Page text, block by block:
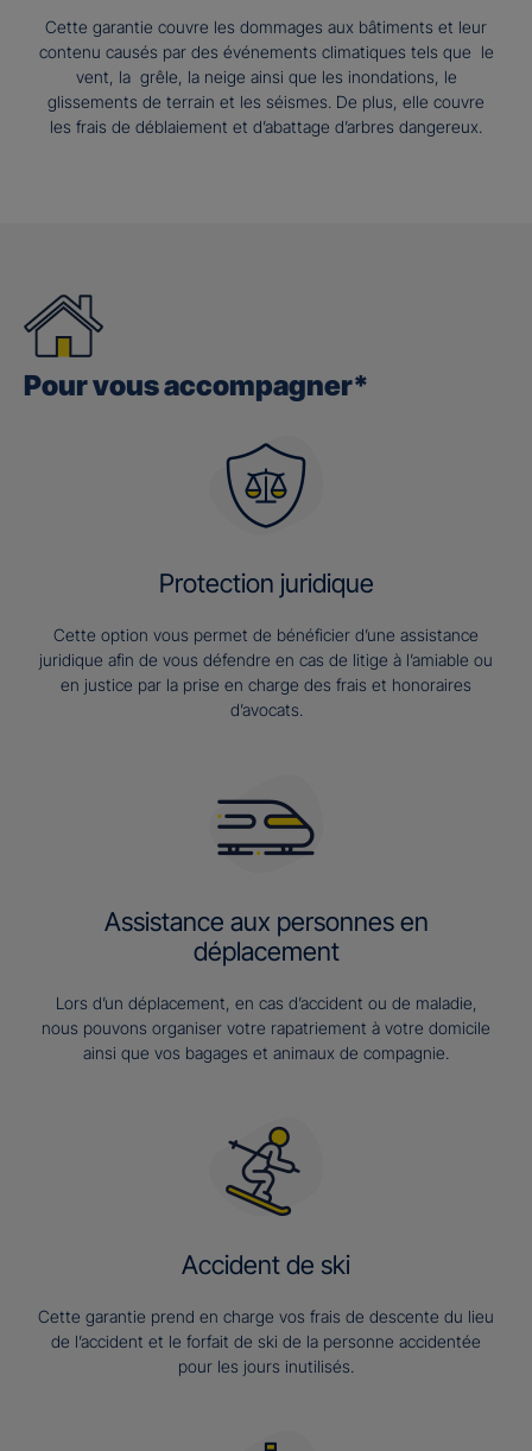
Cette garantie couvre les dommages aux bâtiments et leur
contenu causés par des événements climatiques tels que le
vent, la grêle, la neige ainsi que les inondations, le
glissements de terrain et les séismes. De plus, elle couvre
les frais de déblaiement et d’abattage d’arbres dangereux.
Pour vous accompagner*
Protection juridique
Cette option vous permet de bénéficier d’une assistance
juridique afin de vous défendre en cas de litige à l’amiable ou
en justice par la prise en charge des frais et honoraires
d’avocats.
Assistance aux personnes en
déplacement
Lors d’un déplacement, en cas d’accident ou de maladie,
nous pouvons organiser votre rapatriement à votre domicile
ainsi que vos bagages et animaux de compagnie.
Accident de ski
Cette garantie prend en charge vos frais de descente du lieu
de l’accident et le forfait de ski de la personne accidentée
pour les jours inutilisés.